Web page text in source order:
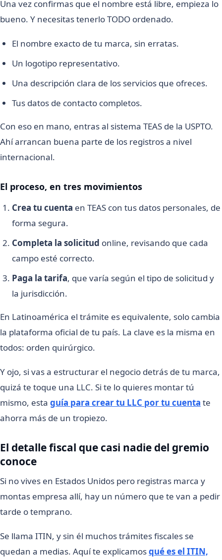
Una vez confirmas que el nombre está libre, empieza lo
bueno. Y necesitas tenerlo TODO ordenado.
El nombre exacto de tu marca, sin erratas.
Un logotipo representativo.
Una descripción clara de los servicios que ofreces.
Tus datos de contacto completos.
Con eso en mano, entras al sistema TEAS de la USPTO.
Ahí arrancan buena parte de los registros a nivel
internacional.
El proceso, en tres movimientos
Crea tu cuenta en TEAS con tus datos personales, de
forma segura.
Completa la solicitud online, revisando que cada
campo esté correcto.
Paga la tarifa, que varía según el tipo de solicitud y
la jurisdicción.
En Latinoamérica el trámite es equivalente, solo cambia
la plataforma oficial de tu país. La clave es la misma en
todos: orden quirúrgico.
Y ojo, si vas a estructurar el negocio detrás de tu marca,
quizá te toque una LLC. Si te lo quieres montar tú
mismo, esta guía para crear tu LLC por tu cuenta te
ahorra más de un tropiezo.
El detalle fiscal que casi nadie del gremio
conoce
Si no vives en Estados Unidos pero registras marca y
montas empresa allí, hay un número que te van a pedir
tarde o temprano.
Se llama ITIN, y sin él muchos trámites fiscales se
quedan a medias. Aquí te explicamosqué es el ITIN,